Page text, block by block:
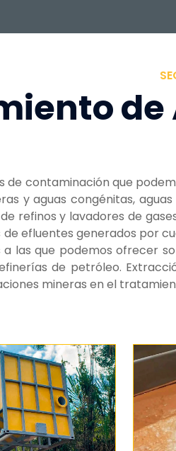
de
de contaminación que
y aguas congénitas,
refinos y lavadores de
efluentes generados por
las que podemos ofrecer
de petróleo.
mineras en el